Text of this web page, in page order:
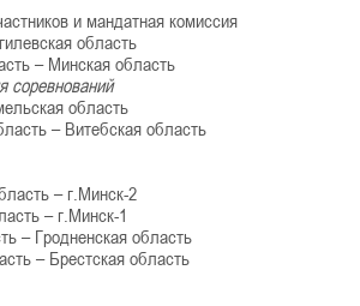
и мандатная комиссия
область
– Минская область
соревнований
область
– Витебская область
– г.Минск-2
– г.Минск-1
– Гродненская область
– Брестская область